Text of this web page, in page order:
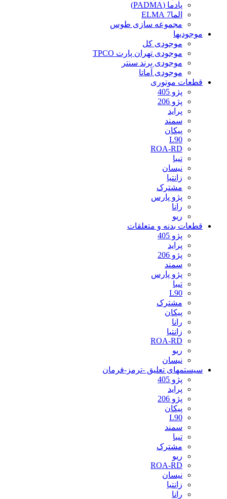
پادما (PADMA)
الما7 ELMA
مجموعه سازی طوس
موجودیها
موجودی کل
موجودی تهران پارت TPCO
موجودی برند سنتر
موجودی آماتا
قطعات موتوری
پژو 405
پژو 206
پراید
سمند
پیکان
L90
ROA-RD
تیبا
نیسان
زانتیا
مشترک
پژو پارس
رانا
ریو
قطعات بدنه و متعلقات
پژو 405
پراید
پژو 206
سمند
پژو پارس
تیبا
L90
مشترک
پیکان
رانا
زانتیا
ROA-RD
ریو
نیسان
سیستمهای تعلیق -ترمز-فرمان
پژو 405
پراید
پژو 206
پیکان
L90
سمند
تیبا
مشترک
ریو
ROA-RD
نیسان
زانتیا
رانا